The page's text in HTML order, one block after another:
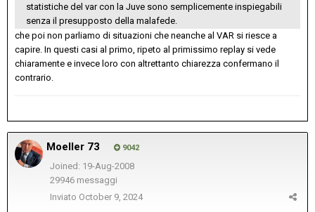
statistiche del var con la Juve sono semplicemente inspiegabili
senza il presupposto della malafede.
che poi non parliamo di situazioni che neanche al VAR si riesce a
capire. In questi casi al primo, ripeto al primissimo replay si vede
chiaramente e invece loro con altrettanto chiarezza confermano il
contrario.
Moeller 73 9042
Joined: 19-Aug-2008
29946 messaggi
Inviato October 9, 2024